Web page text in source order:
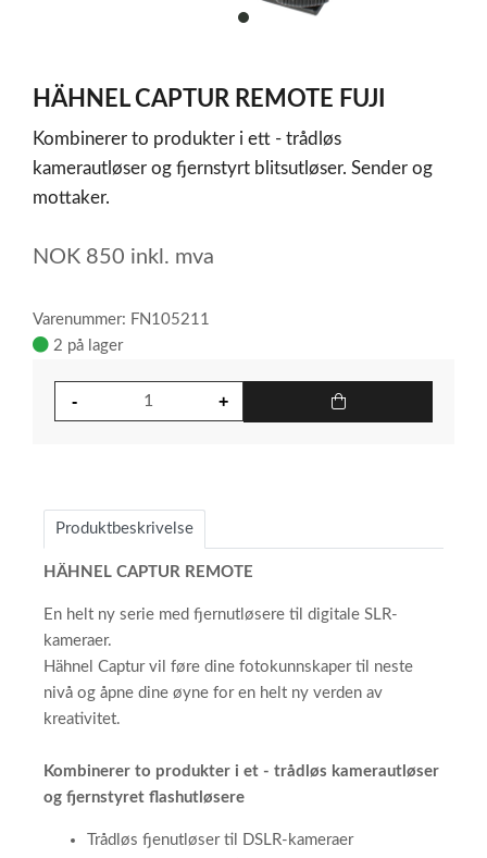
item
of
1
HÄHNEL CAPTUR REMOTE FUJI
Kombinerer to produkter i ett - trådløs
kamerautløser og fjernstyrt blitsutløser. Sender og
mottaker.
NOK 850 inkl. mva
Varenummer: FN105211
2 på lager
Produktbeskrivelse
HÄHNEL CAPTUR REMOTE
En helt ny serie med fjernutløsere til digitale SLR-
kameraer.
Hähnel Captur vil føre dine fotokunnskaper til neste
nivå og åpne dine øyne for en helt ny verden av
kreativitet.
Kombinerer to produkter i et - trådløs kamerautløser
og fjernstyret flashutløsere
Trådløs fjenutløser til DSLR-kameraer